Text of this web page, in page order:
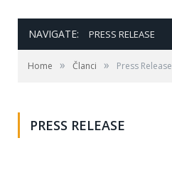
NAVIGATE: PRESS RELEASE
Home » Članci » Press Release
PRESS RELEASE